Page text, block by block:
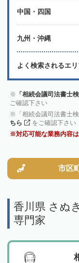
中国・四国
九州・沖縄
よく検索されるエ
「相続会議司法書士
ご確認下さい
「相続会議司法書士
ちら
をご確認下さい
対応可能な業務内容
市区
香川県 さぬ
専門家